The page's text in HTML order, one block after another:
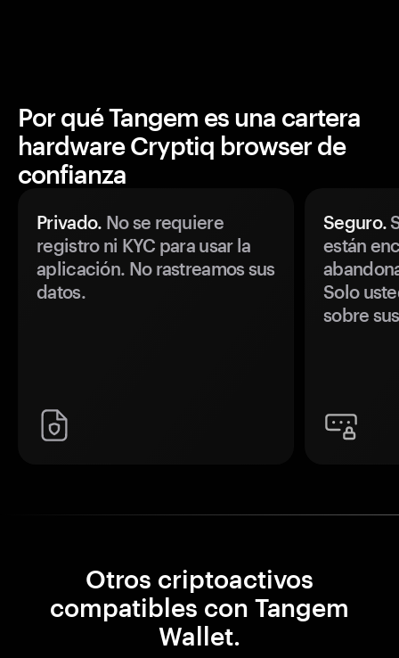
Por qué Tangem es una cartera
hardware Cryptiq browser de
confianza
Privado. No se requiere
registro ni KYC para usar la
aplicación. No rastreamos sus
datos.
Seguro.
están
Solo
sobre
Otros criptoactivos
compatibles con Tangem
Wallet.